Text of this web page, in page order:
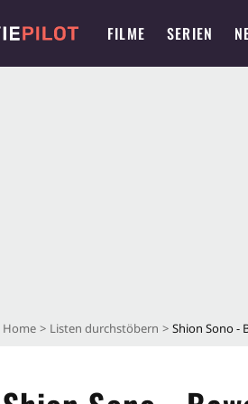
FILME SERIEN
Home Listen durchstöbern Shion Sono -